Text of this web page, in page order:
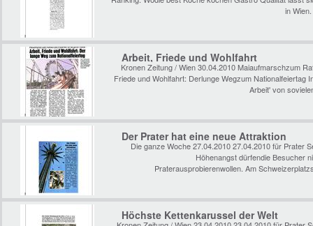
in
Arbeit, Friede und Wohlfahrt
Kronen Zeitung / Wien 30.04.2010 Maiaufmarschzum
Friede und Wohlfahrt: Derlunge Wegzum Nationalfeiertag
Arbeit' von
Der Prater hat eine neue Attraktion
Die ganze Woche 27.04.2010 27.04.2010 für Prater
Höhenangst dürfendie Besucher
Praterausprobierenwollen. Am
Höchste Kettenkarussel der Welt